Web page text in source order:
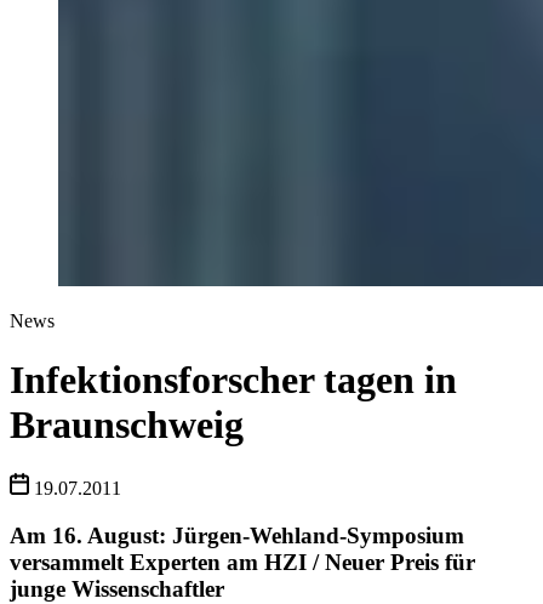
News
Infektionsforscher tagen in
Braunschweig
19.07.2011
Am 16. August: Jürgen-Wehland-Symposium
versammelt Experten am HZI / Neuer Preis für
junge Wissenschaftler